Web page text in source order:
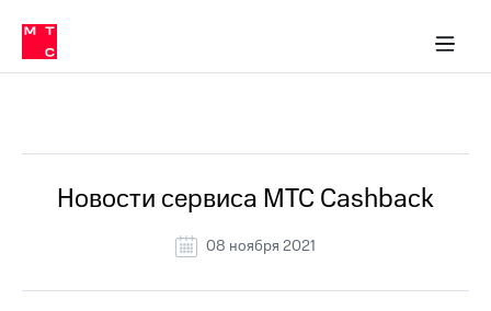
связь
Сервисы и подписки
30% на связь
кабинеты
Мобильная
и
Спутниковое
Деньги
в МТС
Услуги
Новости сервиса МТС Cashback
08 ноября 2021